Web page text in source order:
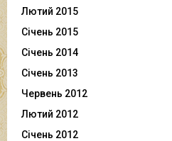
Лютий 2015
Січень 2015
Січень 2014
Січень 2013
Червень 2012
Лютий 2012
Січень 2012